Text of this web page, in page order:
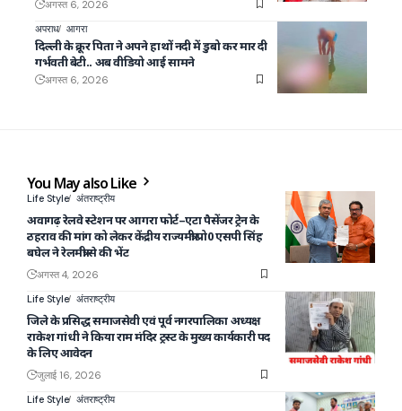
अगस्त 6, 2026
अपराध आगरा
दिल्ली के क्रूर पिता ने अपने हाथों नदी में डुबो कर मार दी
गर्भवती बेटी.. अब वीडियो आई सामने
अगस्त 6, 2026
You May also Like
Life Style अंतराष्ट्रीय
अवागढ़ रेलवे स्टेशन पर आगरा फोर्ट–एटा पैसेंजर ट्रेन के
ठहराव की मांग को लेकर केंद्रीय राज्यमंत्री प्रो0 एसपी सिंह
बघेल ने रेलमंत्री से की भेंट
अगस्त 4, 2026
Life Style अंतराष्ट्रीय
जिले के प्रसिद्ध समाजसेवी एवं पूर्व नगरपालिका अध्यक्ष
राकेश गांधी ने किया राम मंदिर ट्रस्ट के मुख्य कार्यकारी पद
के लिए आवेदन
जुलाई 16, 2026
Life Style अंतराष्ट्रीय